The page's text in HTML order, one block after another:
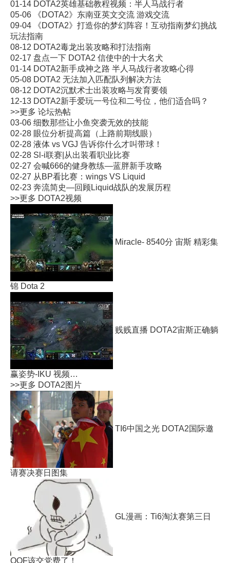
01-14 DOTA2英雄基础教程视频：半人马战行者
05-06
《DOTA2》东南亚英文交流 游戏交流
09-04
《DOTA2》打造你的梦幻阵容！互动指南梦幻挑战
玩法指南
08-12 DOTA2毒龙出装攻略和打法指南
02-17 盘点一下 DOTA2 信使中的十大名犬
01-14 DOTA2新手成神之路 半人马战行者攻略心得
05-08 DOTA2 无法加入匹配队列解决方法
08-12 DOTA2沉默术士出装攻略与发育要领
12-13 DOTA2新手爱玩一号位和二号位，他们适合吗？
>>更多 论坛热帖
03-06 细数那些让小鱼突袭无效的技能
02-28 眼位分析提高篇（上路前期线眼）
02-28 液体 vs VGJ 告诉你什么才叫带球！
02-28 Sl-i联赛|从出装看职业比赛
02-27 会喊666的健身教练—蓝胖新手攻略
02-27 从BP看比赛：wings VS Liquid
02-23 奔流简史—回顾Liquid战队的发展历程
>>更多 DOTA2视频
Miracle- 8540分 宙斯 精彩集
锦 Dota 2
贱贱直播 DOTA2宙斯正确躺
赢姿势-IKU 视频…
>>更多 DOTA2图片
TI6中国之光 DOTA2国际邀
请赛决赛日图集
GL漫画：Ti6淘汰赛第三日
QOF该交党费了！